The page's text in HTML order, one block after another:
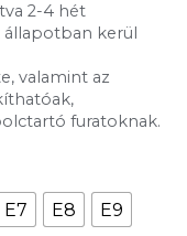
2-4 hét
kerül
valamint az
furatoknak.
E7 E8
E9